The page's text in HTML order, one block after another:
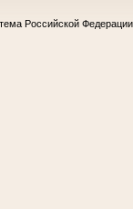
Российской